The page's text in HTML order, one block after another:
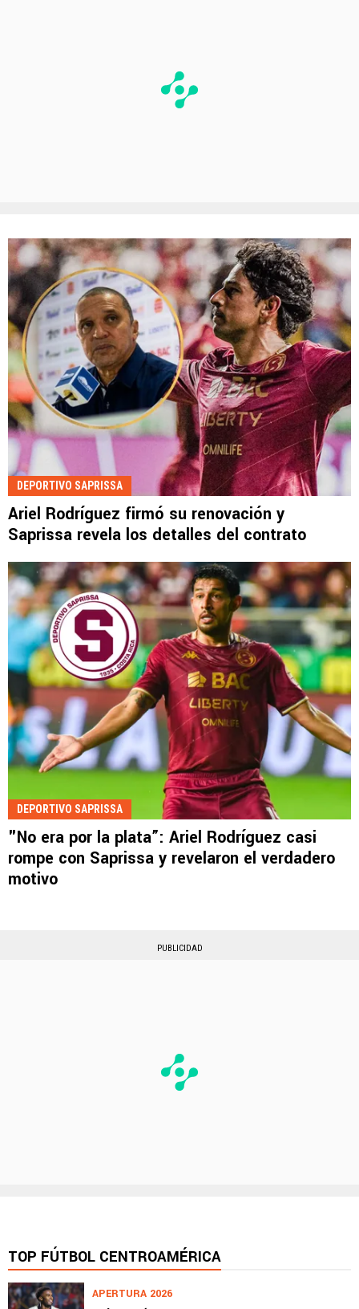
DEPORTIVO SAPRISSA
Ariel Rodríguez firmó su renovación y
Saprissa revela los detalles del contrato
DEPORTIVO SAPRISSA
"No era por la plata”: Ariel Rodríguez casi
rompe con Saprissa y revelaron el verdadero
motivo
PUBLICIDAD
TOP FÚTBOL CENTROAMÉRICA
APERTURA 2026